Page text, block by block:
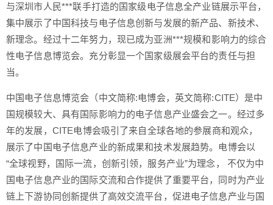
与深圳市人民***联手打造的国家级电子信息全产业链展示平台，
集中展示了中国科技与电子信息创新与发展的新产品、新技术、
新理念。经过十二年努力，现已成为亚洲***规模和影响力的综合
性电子信息博览会。充分彰显一个国家级展会平台的责任与担
当。
中国电子信息博览会（中文简称:电博会，英文简称:CITE）是中
国规模较大、具有国际影响力的电子信息产业盛会之一。经过多
年的发展，CITE电博会吸引了来自全球各地的参展商和观众，
展示了中国电子信息产业的新成果和技术发展趋势。电博会以
“全球视野，国际一流，创新引领，服务产业”为理念， 不仅为中
国电子信息产业的国际交流和合作提供了重要平台，同时为产业
链上下游协同创新提供了高效交流平台，促进电子信息产业与国